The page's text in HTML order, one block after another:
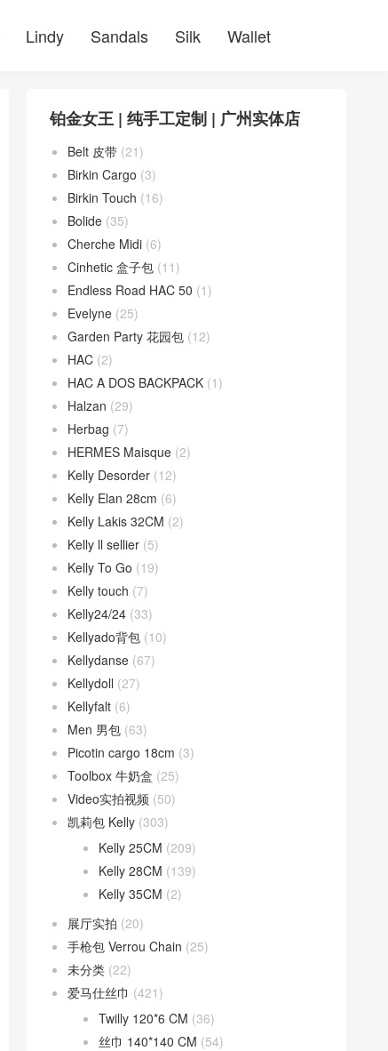
Lindy Sandals Silk Wallet
铂金女王 | 纯手工定制 | 广州实体店
Belt 皮带 (21)
Birkin Cargo (3)
Birkin Touch (16)
Bolide (35)
Cherche Midi (6)
Cinhetic 盒子包 (11)
Endless Road HAC 50 (1)
Evelyne (25)
Garden Party 花园包 (12)
HAC (2)
HAC A DOS BACKPACK (1)
Halzan (29)
Herbag (7)
HERMES Maisque (2)
Kelly Desorder (12)
Kelly Elan 28cm (6)
Kelly Lakis 32CM (2)
Kelly ll sellier (5)
Kelly To Go (19)
Kelly touch (7)
Kelly24/24 (33)
Kellyado背包 (10)
Kellydanse (67)
Kellydoll (27)
Kellyfalt (6)
Men 男包 (63)
Picotin cargo 18cm (3)
Toolbox 牛奶盒 (25)
Video实拍视频 (50)
凯莉包 Kelly (303)
Kelly 25CM (209)
Kelly 28CM (139)
Kelly 35CM (2)
展厅实拍 (20)
手枪包 Verrou Chain (25)
未分类 (22)
爱马仕丝巾 (421)
Twilly 120*6 CM (36)
丝巾 140*140 CM (54)